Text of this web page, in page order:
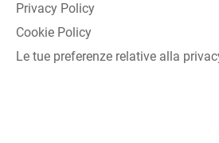
Privacy Policy
Cookie Policy
Le tue preferenze relative alla